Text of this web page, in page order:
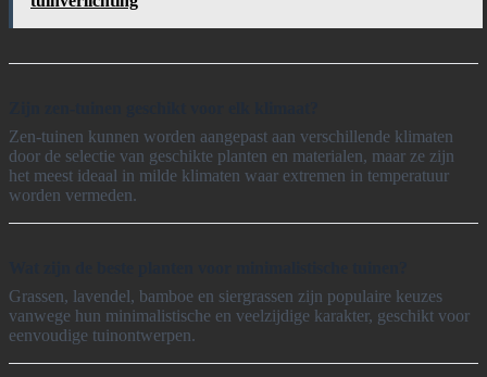
Zen-tuinen kunnen worden aangepast aan verschillende klimaten
door de selectie van geschikte planten en materialen, maar ze zijn
het meest ideaal in milde klimaten waar extremen in temperatuur
worden vermeden.
Grassen, lavendel, bamboe en siergrassen zijn populaire keuzes
vanwege hun minimalistische en veelzijdige karakter, geschikt voor
eenvoudige tuinontwerpen.